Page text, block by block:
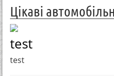
Цікаві
test
test